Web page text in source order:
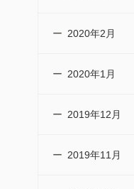
2020年2月
2020年1月
2019年12月
2019年11月